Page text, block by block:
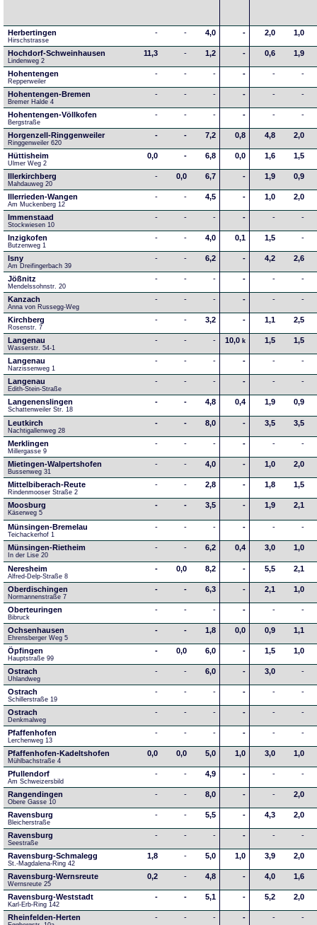
Herbertingen
Hirschstrasse
- - 4,0 - 2,0 1,0
Hochdorf-Schweinhausen
Lindenweg 2
11,3 - 1,2 - 0,6 1,9
Hohentengen
Repperweiler
- - - - - -
Hohentengen-Bremen
Bremer Halde 4
- - - - - -
Hohentengen-Völlkofen
Bergstraße
- - - - - -
Horgenzell-Ringgenweiler
Ringgenweiler 620
- - 7,2 0,8 4,8 2,0
Hüttisheim
Ulmer Weg 2
0,0 - 6,8 0,0 1,6 1,5
Illerkirchberg
Mahdauweg 20
- 0,0 6,7 - 1,9 0,9
Illerrieden-Wangen
Am Muckenberg 12
- - 4,5 - 1,0 2,0
Immenstaad
Stockwiesen 10
- - - - - -
Inzigkofen
Butzenweg 1
- - 4,0 0,1 1,5 -
Isny
Am Dreifingerbach 39
- - 6,2 - 4,2 2,6
Jößnitz
Mendelssohnstr. 20
- - - - - -
Kanzach
Anna von Russegg-Weg
- - - - - -
Kirchberg
Rosenstr. 7
- - 3,2 - 1,1 2,5
Langenau
Wasserstr. 54-1
- - - 10,0 k 1,5 1,5
Langenau
Narzissenweg 1
- - - - - -
Langenau
Edith-Stein-Straße
- - - - - -
Langenenslingen
Schattenweiler Str. 18
- - 4,8 0,4 1,9 0,9
Leutkirch
Nachtigallenweg 28
- - 8,0 - 3,5 3,5
Merklingen
Millergasse 9
- - - - - -
Mietingen-Walpertshofen
Bussenweg 31
- - 4,0 - 1,0 2,0
Mittelbiberach-Reute
Rindenmooser Straße 2
- - 2,8 - 1,8 1,5
Moosburg
Käserweg 5
- - 3,5 - 1,9 2,1
Münsingen-Bremelau
Teichackerhof 1
- - - - - -
Münsingen-Rietheim
In der Lise 20
- - 6,2 0,4 3,0 1,0
Neresheim
Alfred-Delp-Straße 8
- 0,0 8,2 - 5,5 2,1
Oberdischingen
Normannenstraße 7
- - 6,3 - 2,1 1,0
Oberteuringen
Bibruck
- - - - - -
Ochsenhausen
Ehrensberger Weg 5
- - 1,8 0,0 0,9 1,1
Öpfingen
Hauptstraße 99
- 0,0 6,0 - 1,5 1,0
Ostrach
Uhlandweg
- - 6,0 - 3,0 -
Ostrach
Schillerstraße 19
- - - - - -
Ostrach
Denkmalweg
- - - - - -
Pfaffenhofen
Lerchenweg 13
- - - - - -
Pfaffenhofen-Kadeltshofen
Mühlbachstraße 4
0,0 0,0 5,0 1,0 3,0 1,0
Pfullendorf
Am Schweizersbild
- - 4,9 - - -
Rangendingen
Obere Gasse 10
- - 8,0 - - 2,0
Ravensburg
Bleicherstraße
- - 5,5 - 4,3 2,0
Ravensburg
Seestraße
- - - - - -
Ravensburg-Schmalegg
St.-Magdalena-Ring 42
1,8 - 5,0 1,0 3,9 2,0
Ravensburg-Wernsreute
Wernsreute 25
0,2 - 4,8 - 4,0 1,6
Ravensburg-Weststadt
Karl-Erb-Ring 142
- - 5,1 - 5,2 2,0
Rheinfelden-Herten - - - - - -